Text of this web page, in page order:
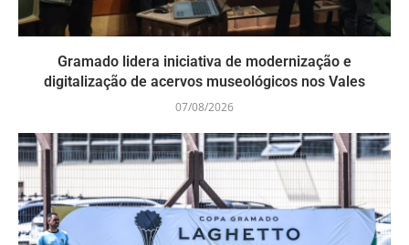
Gramado lidera iniciativa de modernização e
digitalização de acervos museológicos nos Vales
07/08/2026